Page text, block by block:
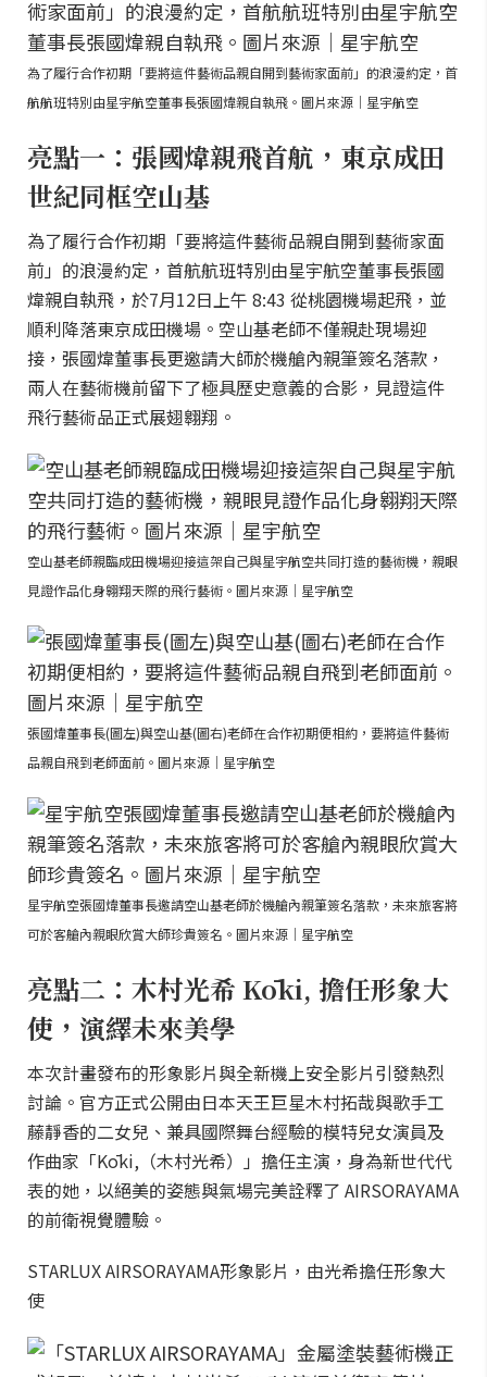
為了履行合作初期「要將這件藝術品親自開到藝術家面前」的浪漫約定，首
航航班特別由星宇航空董事長張國煒親自執飛。圖片來源｜星宇航空
亮點一：張國煒親飛首航，東京成田
世紀同框空山基
為了履行合作初期「要將這件藝術品親自開到藝術家面
前」的浪漫約定，首航航班特別由星宇航空董事長張國
煒親自執飛，於7月12日上午 8:43 從桃園機場起飛，並
順利降落東京成田機場。空山基老師不僅親赴現場迎
接，張國煒董事長更邀請大師於機艙內親筆簽名落款，
兩人在藝術機前留下了極具歷史意義的合影，見證這件
飛行藝術品正式展翅翱翔。
空山基老師親臨成田機場迎接這架自己與星宇航空共同打造的藝術機，親眼
見證作品化身翱翔天際的飛行藝術。圖片來源｜星宇航空
張國煒董事長(圖左)與空山基(圖右)老師在合作初期便相約，要將這件藝術
品親自飛到老師面前。圖片來源｜星宇航空
星宇航空張國煒董事長邀請空山基老師於機艙內親筆簽名落款，未來旅客將
可於客艙內親眼欣賞大師珍貴簽名。圖片來源｜星宇航空
亮點二：木村光希 Kōki, 擔任形象大
使，演繹未來美學
本次計畫發布的形象影片與全新機上安全影片引發熱烈
討論。官方正式公開由日本天王巨星木村拓哉與歌手工
藤靜香的二女兒、兼具國際舞台經驗的模特兒女演員及
作曲家「Kōki,（木村光希）」擔任主演，身為新世代代
表的她，以絕美的姿態與氣場完美詮釋了 AIRSORAYAMA
的前衛視覺體驗。
STARLUX AIRSORAYAMA形象影片，由光希擔任形象大
使